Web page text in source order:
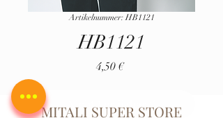
Artikelnummer: HB1121
HB1121
4,50 €Preis
Nicht Verfügbar :(
MITALI SUPER STORE